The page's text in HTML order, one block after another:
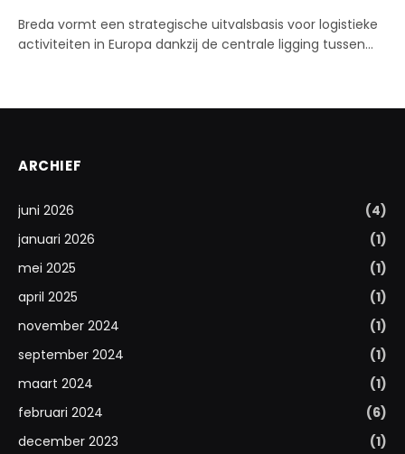
Breda vormt een strategische uitvalsbasis voor logistieke
activiteiten in Europa dankzij de centrale ligging tussen…
ARCHIEF
juni 2026
(4)
januari 2026
(1)
mei 2025
(1)
april 2025
(1)
november 2024
(1)
september 2024
(1)
maart 2024
(1)
februari 2024
(6)
december 2023
(1)